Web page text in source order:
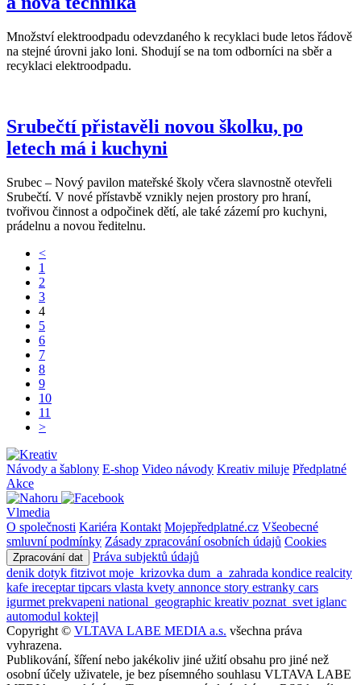
Množství elektroodpadu odevzdaného k recyklaci bude letos řádově
na stejné úrovni jako loni. Shodují se na tom odborníci na sběr a
recyklaci elektroodpadu.
Srubečtí přistavěli novou školku, po
letech má i kuchyni
Srubec – Nový pavilon mateřské školy včera slavnostně otevřeli
Srubečtí. V nové přístavbě vznikly nejen prostory pro hraní,
tvořivou činnost a odpočinek dětí, ale také zázemí pro kuchyni,
prádelnu a novou ředitelnu.
<
1
2
3
4
5
6
7
8
9
10
11
>
Návody a šablony E-shop Video návody Kreativ miluje Předplatné
Akce
Vlmedia
O společnosti Kariéra Kontakt Mojepředplatné.cz Všeobecné
smluvní podmínky Zásady zpracování osobních údajů Cookies
Zpracování dat
Práva subjektů údajů
denik dotyk fitzivot moje_krizovka dum_a_zahrada kondice realcity
kafe ireceptartipcars vlasta kvety annonce story estranky cars
igurmet prekvapeni national_geographic kreativ poznat_svet iglanc
automodul koktejl
Copyright © VLTAVA LABE MEDIA a.s. všechna práva
vyhrazena.
Publikování, šíření nebo jakékoliv jiné užití obsahu pro jiné než
osobní účely uživatele, je bez písemného souhlasu VLTAVA LABE